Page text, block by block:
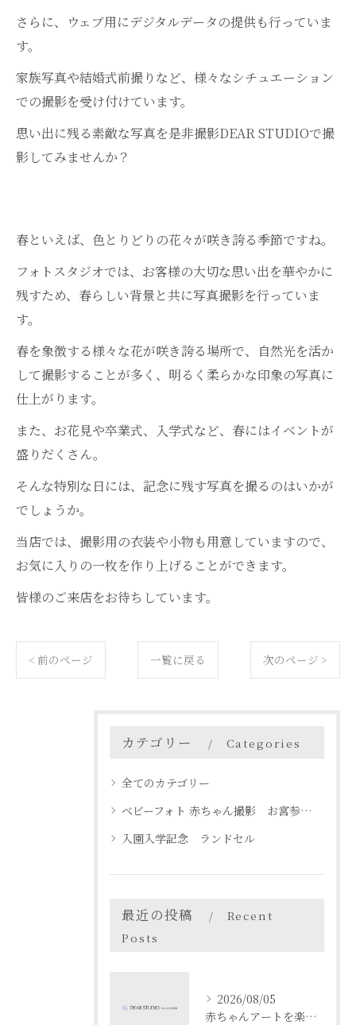
さらに、ウェブ用にデジタルデータの提供も行っていま
す。
家族写真や結婚式前撮りなど、様々なシチュエーション
での撮影を受け付けています。
思い出に残る素敵な写真を是非撮影DEAR STUDIOで撮
影してみませんか？
春といえば、色とりどりの花々が咲き誇る季節ですね。
フォトスタジオでは、お客様の大切な思い出を華やかに
残すため、春らしい背景と共に写真撮影を行っていま
す。
春を象徴する様々な花が咲き誇る場所で、自然光を活か
して撮影することが多く、明るく柔らかな印象の写真に
仕上がります。
また、お花見や卒業式、入学式など、春にはイベントが
盛りだくさん。
そんな特別な日には、記念に残す写真を撮るのはいかが
でしょうか。
当店では、撮影用の衣装や小物も用意していますので、
お気に入りの一枚を作り上げることができます。
皆様のご来店をお待ちしています。
< 前のページ 一覧に戻る 次のページ >
カテゴリー Categories
全てのカテゴリー
ベビーフォト 赤ちゃん撮影 お宮参り 名古屋 天白区
入園入学記念 ランドセル
最近の投稿
Recent
Posts
2026/08/05
赤ちゃんアートを楽しむ愛知県名古屋市瀬戸市でベビーフォト体験ガイド